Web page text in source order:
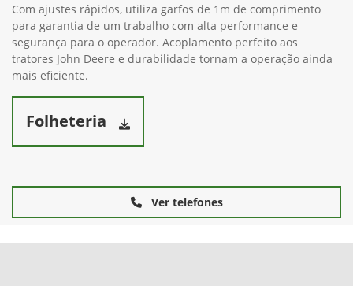
Com ajustes rápidos, utiliza garfos de 1m de comprimento
para garantia de um trabalho com alta performance e
segurança para o operador. Acoplamento perfeito aos
tratores John Deere e durabilidade tornam a operação ainda
mais eficiente.
Folheteria
Ver telefones